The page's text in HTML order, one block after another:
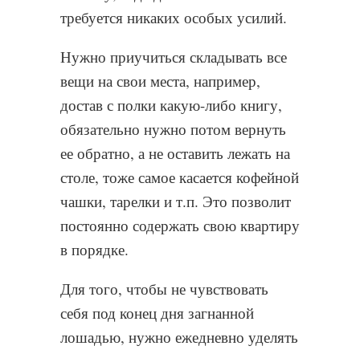
требуется никаких особых усилий.
Нужно приучиться складывать все
вещи на свои места, например,
достав с полки какую-либо книгу,
обязательно нужно потом вернуть
ее обратно, а не оставить лежать на
столе, тоже самое касается кофейной
чашки, тарелки и т.п. Это позволит
постоянно содержать свою квартиру
в порядке.
Для того, чтобы не чувствовать
себя под конец дня загнанной
лошадью, нужно ежедневно уделять